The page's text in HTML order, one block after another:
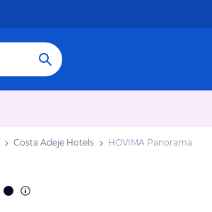
Costa Adeje Hotels HOVIMA Panorama